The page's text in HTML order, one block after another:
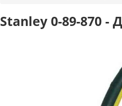
Stanley 0-89-870